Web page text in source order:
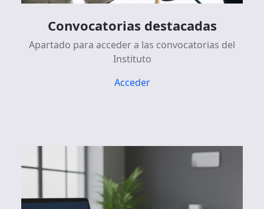
Convocatorias destacadas
Apartado para acceder a las convocatorias del
Instituto
Acceder